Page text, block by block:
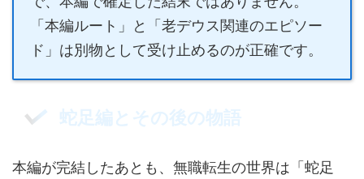
「本編ルート」と「老デウス関連のエピソー
ド」は別物として受け止めるのが正確です。
蛇足編とその後の物語
本編が完結したあとも、無職転生の世界は「蛇足